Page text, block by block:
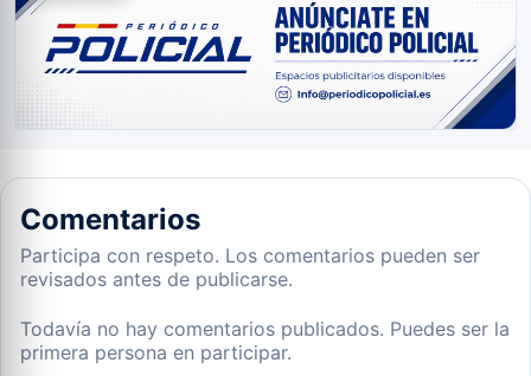
Comentarios
Participa con respeto. Los comentarios pueden ser
revisados antes de publicarse.
Todavía no hay comentarios publicados. Puedes ser la
primera persona en participar.